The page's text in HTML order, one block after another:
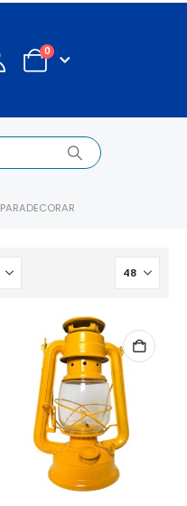
0
PARADECORAR